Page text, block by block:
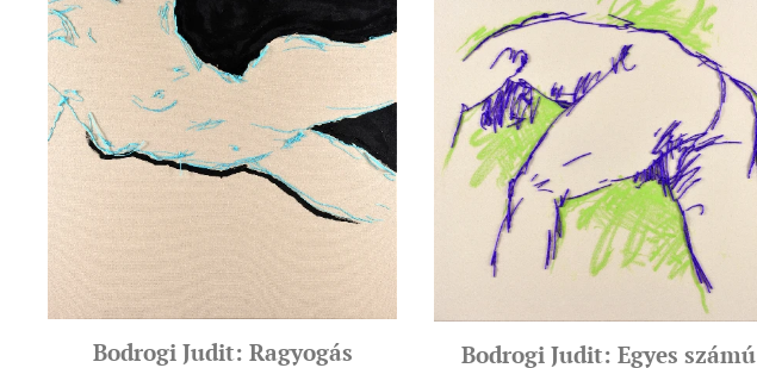
Bodrogi Judit: Ragyogás Bodrogi Judit: Egyes számú